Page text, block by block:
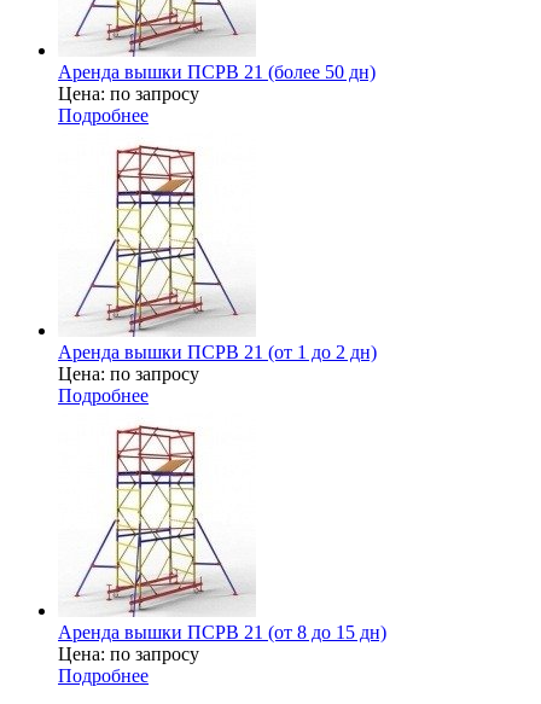
Аренда вышки ПСРВ 21 (более 50 дн)
Цена: по запросу
Подробнее
Аренда вышки ПСРВ 21 (от 1 до 2 дн)
Цена: по запросу
Подробнее
Аренда вышки ПСРВ 21 (от 8 до 15 дн)
Цена: по запросу
Подробнее